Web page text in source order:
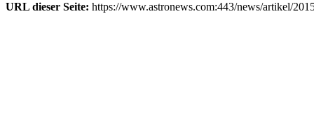
URL dieser Seite: https://www.astronews.com:443/news/artikel/